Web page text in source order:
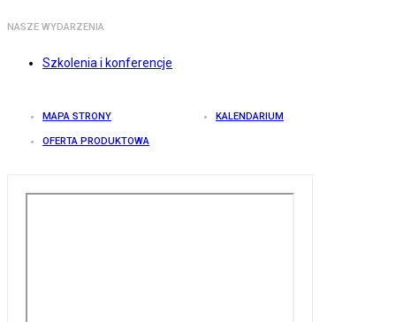
NASZE WYDARZENIA
Szkolenia i konferencje
MAPA STRONY KALENDARIUM
OFERTA PRODUKTOWA